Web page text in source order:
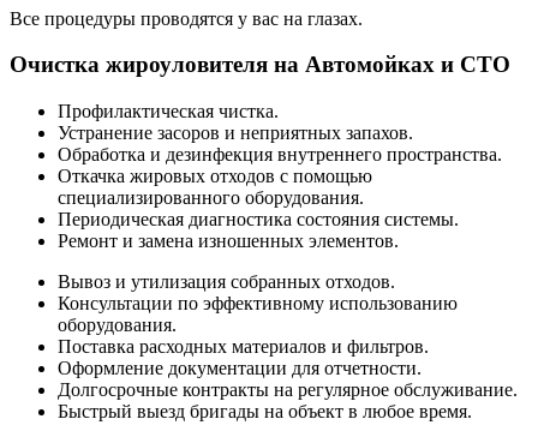
Все процедуры проводятся у вас на глазах.
Очистка жироуловителя на Автомойках и СТО
Профилактическая чистка.
Устранение засоров и неприятных запахов.
Обработка и дезинфекция внутреннего пространства.
Откачка жировых отходов с помощью
специализированного оборудования.
Периодическая диагностика состояния системы.
Ремонт и замена изношенных элементов.
Вывоз и утилизация собранных отходов.
Консультации по эффективному использованию
оборудования.
Поставка расходных материалов и фильтров.
Оформление документации для отчетности.
Долгосрочные контракты на регулярное обслуживание.
Быстрый выезд бригады на объект в любое время.